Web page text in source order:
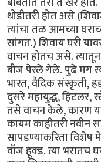
थोडीतरी होत असे
त्यांचा तळ आमच्या
सांगत.) शिवाय घरी
वाचन होतच असे.
बीज पेरले गेले. पुढे मग
भारत, वैदिक संस्कृती,
दुसरे महायुद्ध, हिटलर,
तसे वाचन केले, कारण
कायम काहीतरी
सापडण्याकरिता
वॉज हूक्ड. त्या भरातच